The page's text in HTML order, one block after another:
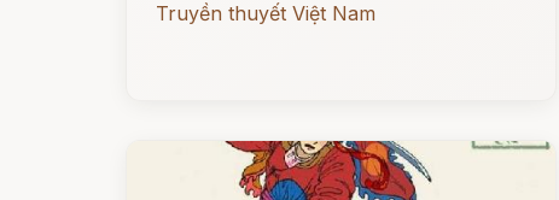
Truyền thuyết Việt Nam